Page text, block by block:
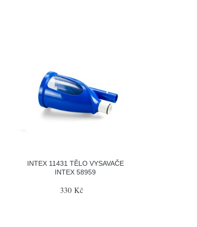
INTEX 11431 TĚLO VYSAVAČE
INTEX 58959
330 Kč